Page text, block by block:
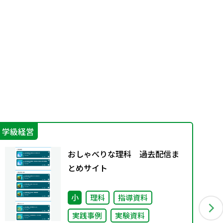
学級経営
おしゃべりな理科 過去配信ま
とめサイト
小 理科
指導資料
実践事例
実験資料